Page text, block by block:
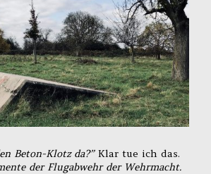
Beton-Klotz da?”Klar tue ich das.
der Flugabwehr der Wehrmacht.